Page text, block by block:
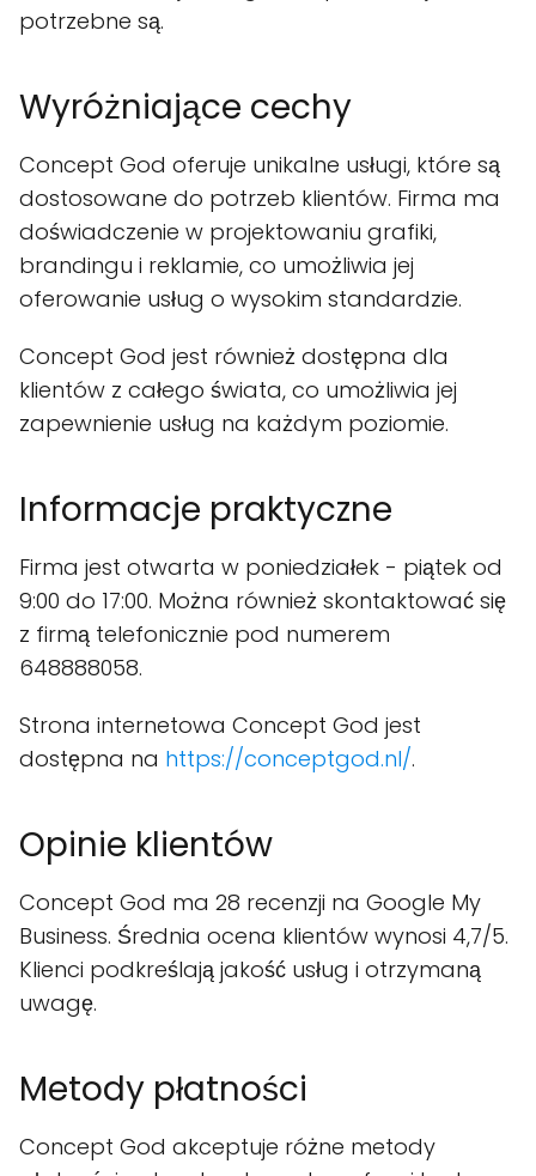
potrzebne są.
Wyróżniające cechy
Concept God oferuje unikalne usługi, które są
dostosowane do potrzeb klientów. Firma ma
doświadczenie w projektowaniu grafiki,
brandingu i reklamie, co umożliwia jej
oferowanie usług o wysokim standardzie.
Concept God jest również dostępna dla
klientów z całego świata, co umożliwia jej
zapewnienie usług na każdym poziomie.
Informacje praktyczne
Firma jest otwarta w poniedziałek - piątek od
9:00 do 17:00. Można również skontaktować się
z firmą telefonicznie pod numerem
648888058.
Strona internetowa Concept God jest
dostępna na https://conceptgod.nl/.
Opinie klientów
Concept God ma 28 recenzji na Google My
Business. Średnia ocena klientów wynosi 4,7/5.
Klienci podkreślają jakość usług i otrzymaną
uwagę.
Metody płatności
Concept God akceptuje różne metody